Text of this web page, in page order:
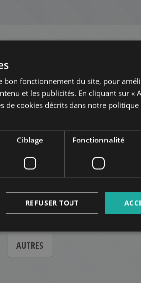
même quartier
AJOUTER À LA LISTE
220.000 HUF (€600)
• 39 m Ref:121849
AUTRES
bon fonctionnement du site, pour
et les publicités. En cliquant sur «
de cookies décrits dans notre politique
Ciblage Fonctionnalité
REFUSER TOUT